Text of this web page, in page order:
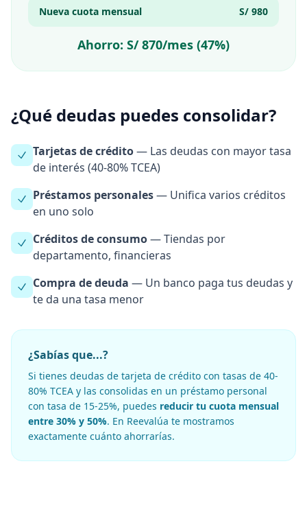
Nueva cuota mensual S/ 980
Ahorro: S/ 870/mes (47%)
¿Qué deudas puedes consolidar?
Tarjetas de crédito— Las deudas con mayor tasa
de interés (40-80% TCEA)
Préstamos personales— Unifica varios créditos
en uno solo
Créditos de consumo— Tiendas por
departamento, financieras
Compra de deuda — Un banco paga tus deudas y
te da una tasa menor
¿Sabías que...?
Si tienes deudas de tarjeta de crédito con tasas de 40-
80% TCEA y las consolidas en un préstamo personal
con tasa de 15-25%, puedes reducir tu cuota mensual
entre 30% y 50%. En Reevalúa te mostramos
exactamente cuánto ahorrarías.